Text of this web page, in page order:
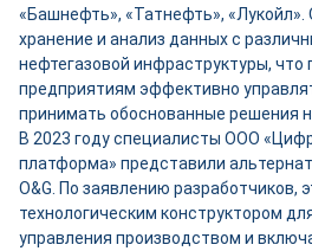
«Башнефть», «Татнефть», «Лукойл».
хранение и анализ данных с
нефтегазовой инфраструктуры, что
предприятиям эффективно
принимать обоснованные решения
В 2023 году специалисты ООО
платформа» представили
O&G. По заявлению разработчиков,
технологическим конструктором
управления производством и